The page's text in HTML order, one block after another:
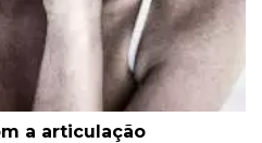
a articulação